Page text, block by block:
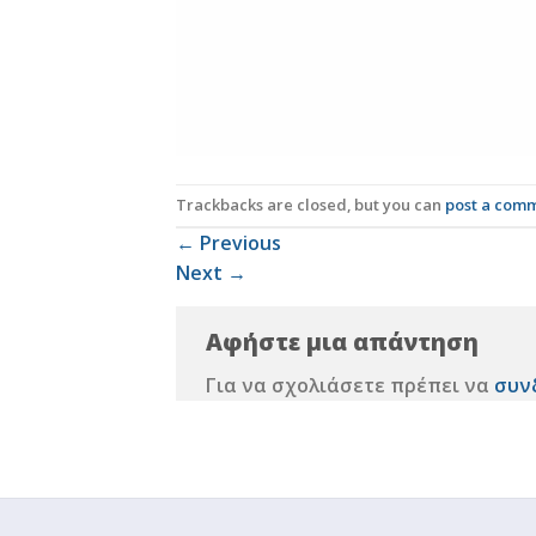
Trackbacks are closed, but you can post a
← Previous
Next →
Αφήστε μια απάντηση
Για να σχολιάσετε πρέπει να